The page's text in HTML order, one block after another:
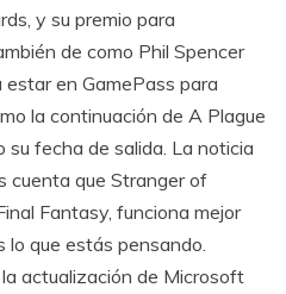
y su premio para
de como Phil Spencer
en GamePass para
la continuación de A Plague
su fecha de salida. La noticia
cuenta que Stranger of
Fantasy, funciona mejor
lo que estás pensando.
actualización de Microsoft